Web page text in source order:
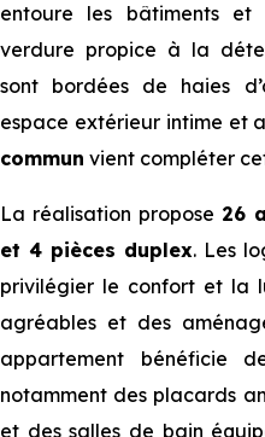
entoure les bâtiments
verdure propice à la
sont bordées de haies
espace extérieur intime et
commun vient compléter
La réalisation propose 26
et 4 pièces duplex. Les
privilégier le confort et la
agréables et des
appartement bénéficie
notamment des placards
et des salles de bain